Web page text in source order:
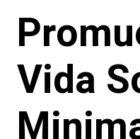
Vida